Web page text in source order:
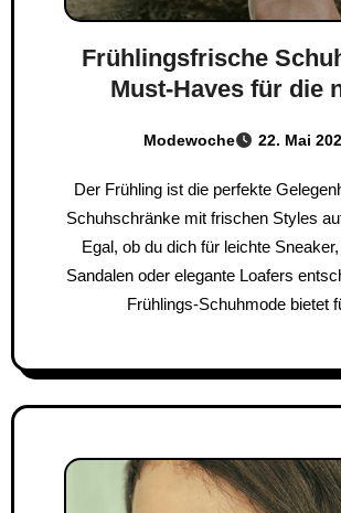
Frühlingsfrische
Must-Haves für die
Modewoche 22. Mai
Der Frühling ist die perfekte Gelegenheit, unsere
Schuhschränke mit frischen Styles
Egal, ob du dich für leichte
Sandalen oder elegante Loafers
Frühlings-Schuhmode bietet